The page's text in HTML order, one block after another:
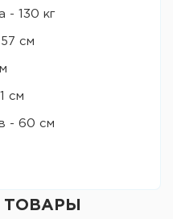
- 130 кг
см
см
- 60 см